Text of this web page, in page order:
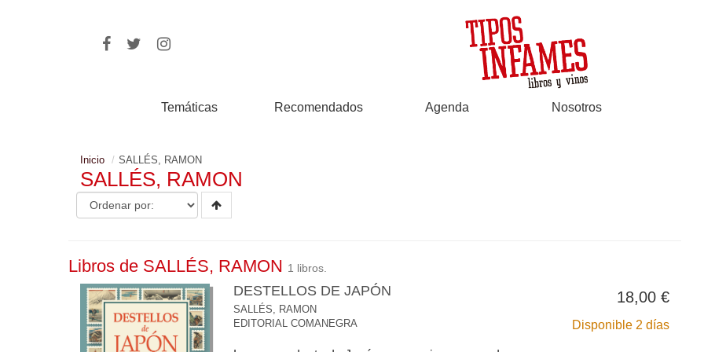
Temáticas Recomendados Agenda Nosotros
Inicio SALLÉS, RAMON
SALLÉS, RAMON
Libros de SALLÉS, RAMON 1 libros.
DESTELLOS DE JAPÓN
SALLÉS, RAMON
EDITORIAL COMANEGRA
18,00 €
Disponible 2 días